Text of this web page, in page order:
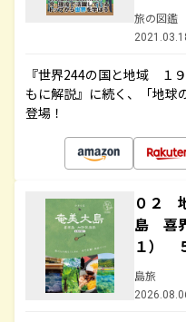
旅の図鑑
『世界244の国と地域 １
もに解説』に続く、「地球
登場！
０２
島 喜
１）
島旅